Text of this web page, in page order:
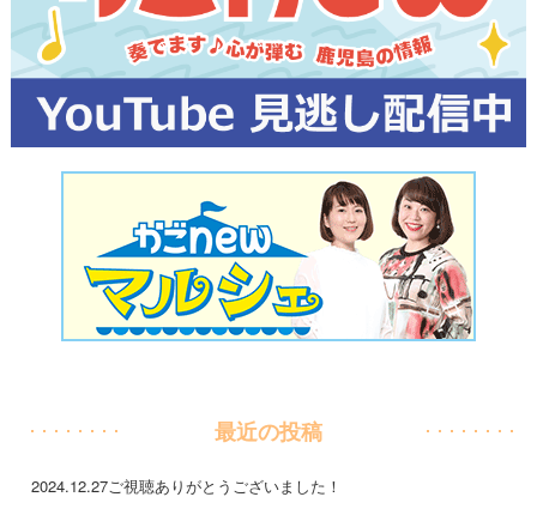
最近の投稿
2024.12.27ご視聴ありがとうございました！